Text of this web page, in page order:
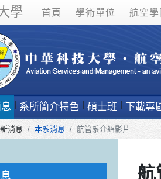
學 首頁 學術單位 航空學
系所簡介特色 碩士班 下載專
消息 本系消息 航管系介紹影片
航